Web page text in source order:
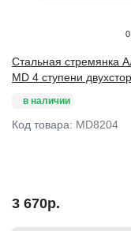
0
Стальная стремянка
MD 4 ступени
в наличии
Код товара: MD8204
3 670р.